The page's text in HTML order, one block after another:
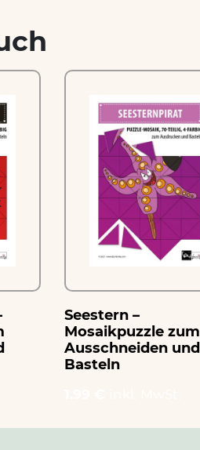
Seestern –
Mosaikpuzzle zum
Ausschneiden und
Basteln